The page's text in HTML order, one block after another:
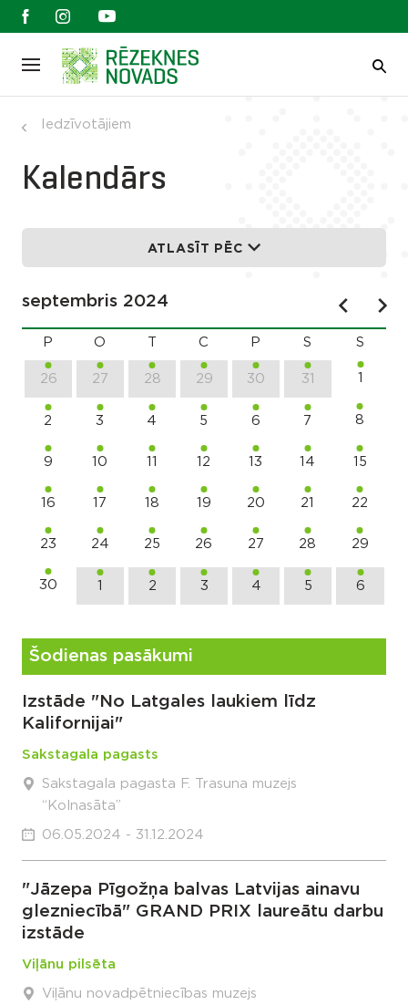
Iedzīvotājiem
Kalendārs
ATLASĪT PĒC
septembris 2024
P O C P S S
26 27 28 29 30 31 1
2 3 4 5 6 7 8
9 10 11 12 13 14 15
16 17 18 19 20 21 22
23 24 25 26 27 28 29
30 1 2 3 4 5 6
Šodienas pasākumi
Izstāde "No Latgales laukiem līdz
Kalifornijai"
Sakstagala pagasts
Sakstagala pagasta F. Trasuna muzejs
“Kolnasāta”
06.05.2024 - 31.12.2024
"Jāzepa Pīgožņa balvas Latvijas ainavu
glezniecībā" GRAND PRIX laureātu darbu
izstāde
Viļānu pilsēta
Viļānu novadpētniecības muzejs